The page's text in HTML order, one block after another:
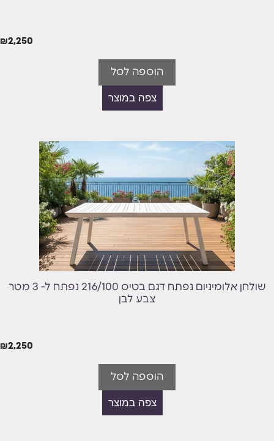
₪2,250
הוספה לסל
צפה במוצר
שולחן אלומיניום נפתח דגם בטיס 216/100 נפתח ל- 3 מטר
צבע לבן
₪2,250
הוספה לסל
צפה במוצר